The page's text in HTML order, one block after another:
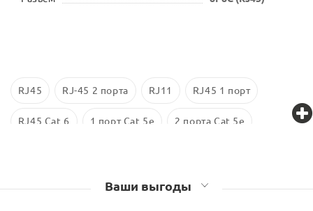
RJ45 RJ-45 2 порта RJ11 RJ45 1 порт
RJ45 Cat 6 1 порт Cat 5e 2 порта Cat 5e
Розетки компьютерные (RJ45), телефонные (RJ11)
Ваши выгоды